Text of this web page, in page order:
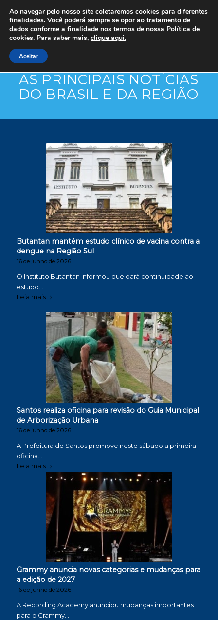
AS PRINCIPAIS NOTÍCIAS
DO BRASIL E DA REGIÃO
Butantan mantém estudo clínico de vacina contra a
dengue na Região Sul
16 de junho de 2026
O Instituto Butantan informou que dará continuidade ao
estudo…
Leia mais
Santos realiza oficina para revisão do Guia Municipal
de Arborização Urbana
16 de junho de 2026
A Prefeitura de Santos promove neste sábado a primeira
oficina…
Leia mais
Grammy anuncia novas categorias e mudanças para
a edição de 2027
16 de junho de 2026
A Recording Academy anunciou mudanças importantes
para o Grammy…
Ao navegar pelo nosso site coletaremos cookies para diferentes
finalidades. Você poderá sempre se opor ao tratamento de
dados conforme a finalidade nos termos de nossa Política de
cookies. Para saber mais, clique aqui.
Aceitar